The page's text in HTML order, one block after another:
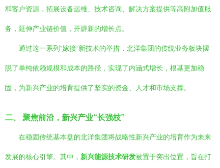
和客户资源，拓展设备运维、技术咨询、解决方案提供等高附加值服
务，延伸产业链价值，开辟新的增长点。
通过这一系列“嫁接”新技术的举措，北洋集团的传统业务板块摆
脱了单纯依赖规模和成本的路径，实现了内涵式增长，根基更加稳
固，为新兴产业的培育提供了坚实的资金、人才和市场支撑。
二、 聚焦前沿，新兴产业“长强枝”
在稳固传统基本盘的北洋集团将战略性新兴产业的培育作为未来
发展的核心引擎。其中， 新兴能源技术研发被置于突出位置，旨在打